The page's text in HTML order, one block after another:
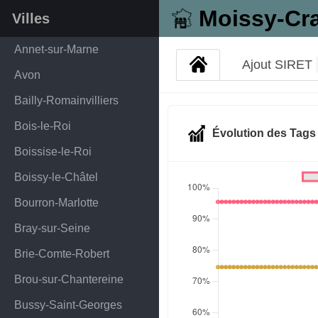
Moissy-
Villes
Annet-sur-Marne
Avon
Bailly-Romainvilliers
Bois-le-Roi
Boissise-le-Roi
Boissy-le-Châtel
Bourron-Marlotte
Bray-sur-Seine
Brie-Comte-Robert
Brou-sur-Chantereine
Bussy-Saint-Georges
Ajout SIRET
Évolution des